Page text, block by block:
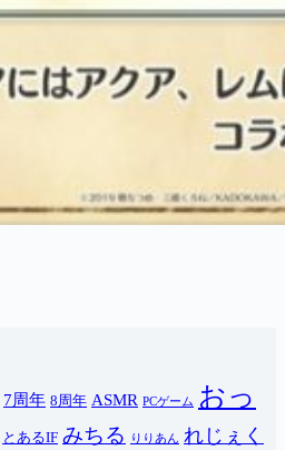
7周年 8周年 ASMR PCゲーム
おっ
とあるIF みちる りりあん れじぇく